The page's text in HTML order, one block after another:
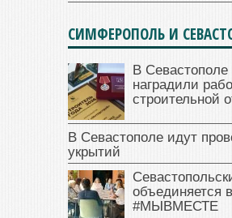
СИМФЕРОПОЛЬ И
В Севастополе
наградили
строительной
В Севастополе идут
укрытий
объединяется
#МЫВМЕСТЕ